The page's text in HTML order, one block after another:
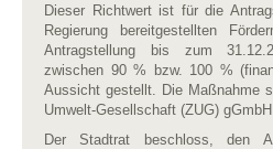
Dieser Richtwert ist für die
Regierung bereitgestellten
Antragstellung bis zum
zwischen 90 % bzw. 100 %
Aussicht gestellt. Die Maßnahme
Umwelt-Gesellschaft (ZUG) gGmbH
Der Stadtrat beschloss, den